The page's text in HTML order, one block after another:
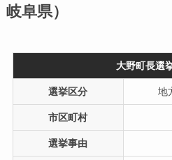
岐阜県）
大野町長選
選挙区分 地
市区町村
選挙事由